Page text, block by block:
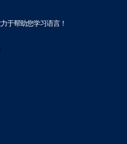
于帮助您学习语言！